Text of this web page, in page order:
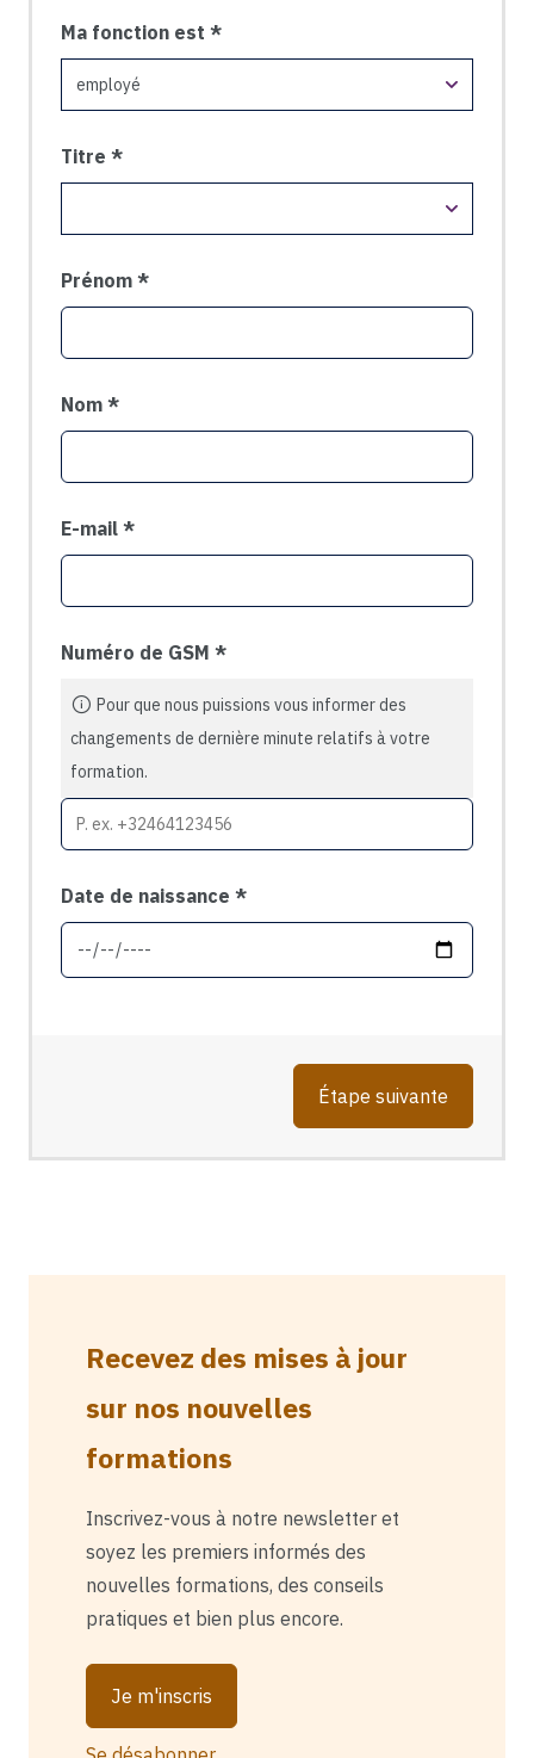
Ma fonction est
Titre
Prénom
Nom
E-mail
Numéro de GSM
Pour que nous puissions vous informer des
changements de dernière minute relatifs à votre
formation.
Date de naissance
Étape suivante
Recevez des mises à jour
sur nos nouvelles
formations
Inscrivez-vous à notre newsletter et
soyez les premiers informés des
nouvelles formations, des conseils
pratiques et bien plus encore.
Je m'inscris